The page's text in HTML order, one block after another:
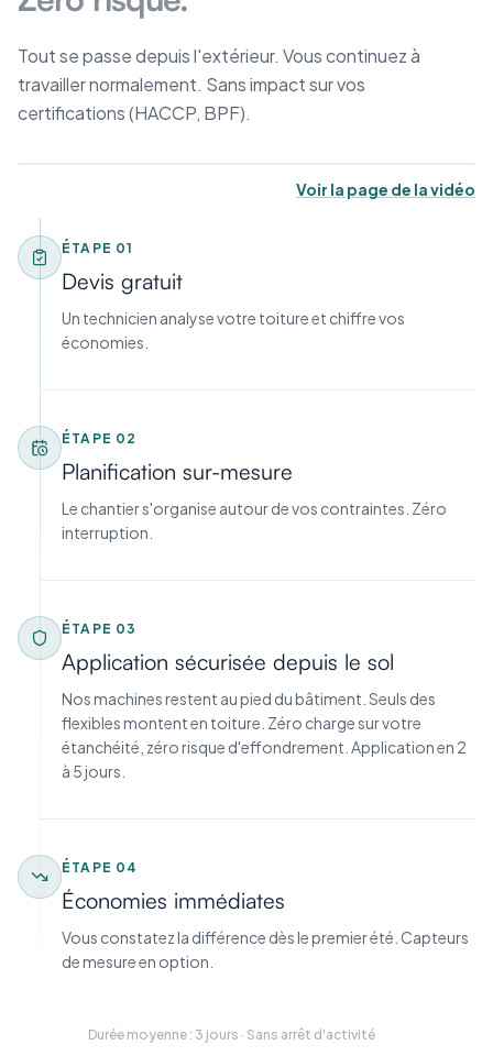
Tout se passe depuis l'extérieur. Vous continuez à
travailler normalement. Sans impact sur vos
certifications (HACCP, BPF).
Voir la page de la vidéo
ÉTAPE 01
Devis gratuit
Un technicien analyse votre toiture et chiffre vos
économies.
ÉTAPE 02
Planification sur-mesure
Le chantier s'organise autour de vos contraintes. Zéro
interruption.
ÉTAPE 03
Application sécurisée depuis le sol
Nos machines restent au pied du bâtiment. Seuls des
flexibles montent en toiture. Zéro charge sur votre
étanchéité, zéro risque d'effondrement. Application en 2
à 5 jours.
ÉTAPE 04
Économies immédiates
Vous constatez la différence dès le premier été. Capteurs
de mesure en option.
Durée moyenne : 3 jours · Sans arrêt d'activité